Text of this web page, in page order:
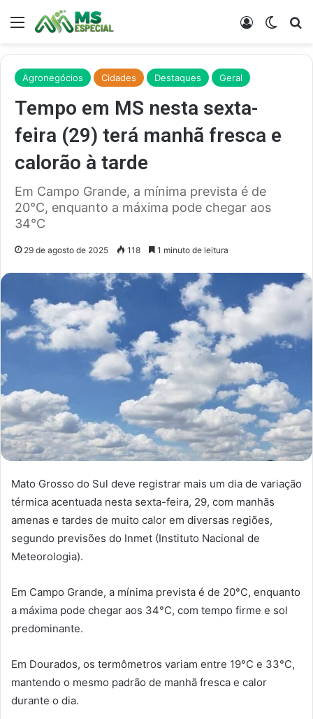
Menu Entrar
Agronegócios Cidades Destaques Geral
Tempo em MS nesta sexta-
feira (29) terá manhã fresca e
calorão à tarde
Em Campo Grande, a mínima prevista é de
20°C, enquanto a máxima pode chegar aos
34°C
29 de agosto de 2025 118 1 minuto de leitura
Mato Grosso do Sul deve registrar mais um dia de variação
térmica acentuada nesta sexta-feira, 29, com manhãs
amenas e tardes de muito calor em diversas regiões,
segundo previsões do Inmet (Instituto Nacional de
Meteorologia).
Em Campo Grande, a mínima prevista é de 20°C, enquanto
a máxima pode chegar aos 34°C, com tempo firme e sol
predominante.
Em Dourados, os termômetros variam entre 19°C e 33°C,
mantendo o mesmo padrão de manhã fresca e calor
durante o dia.